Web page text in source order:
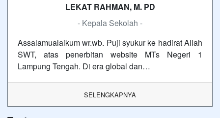
LEKAT RAHMAN, M. PD
- Kepala Sekolah -
Assalamualaikum wr.wb. Puji syukur ke hadirat Allah
SWT, atas penerbitan website MTs Negeri 1
Lampung Tengah. Di era global dan…
SELENGKAPNYA